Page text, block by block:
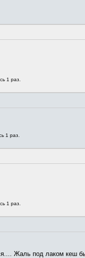
1 раз.
1 раз.
1 раз.
Жаль под лаком кеш